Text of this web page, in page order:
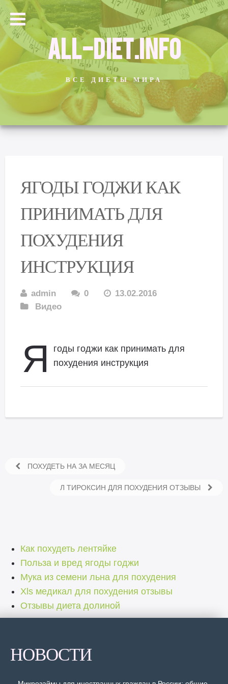
ALL-DIET.INFO
ВСЕ ДИЕТЫ МИРА
ЯГОДЫ ГОДЖИ КАК
ПРИНИМАТЬ ДЛЯ
ПОХУДЕНИЯ
ИНСТРУКЦИЯ
admin 0
13.02.2016
Видео
Я
годы годжи как принимать для
похудения инструкция
ПОХУДЕТЬ НА ЗА МЕСЯЦ
Л ТИРОКСИН ДЛЯ ПОХУДЕНИЯ ОТЗЫВЫ
Как похудеть лентяйке
Польза и вред ягоды годжи
Мука из семени льна для похудения
Xls медикал для похудения отзывы
Отзывы диета долиной
НОВОСТИ